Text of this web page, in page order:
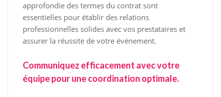
approfondie des termes du contrat sont
essentielles pour établir des relations
professionnelles solides avec vos prestataires et
assurer la réussite de votre événement.
Communiquez efficacement avec votre
équipe pour une coordination optimale.